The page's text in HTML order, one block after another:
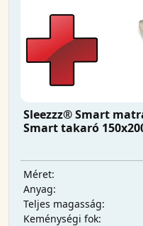
Sleezzz® Smart
Smart takaró
Méret:
Anyag:
Teljes magasság:
Keménységi fok: